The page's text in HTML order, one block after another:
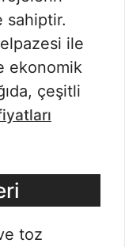
sahiptir.
ile
ekonomik
çeşitli
toz